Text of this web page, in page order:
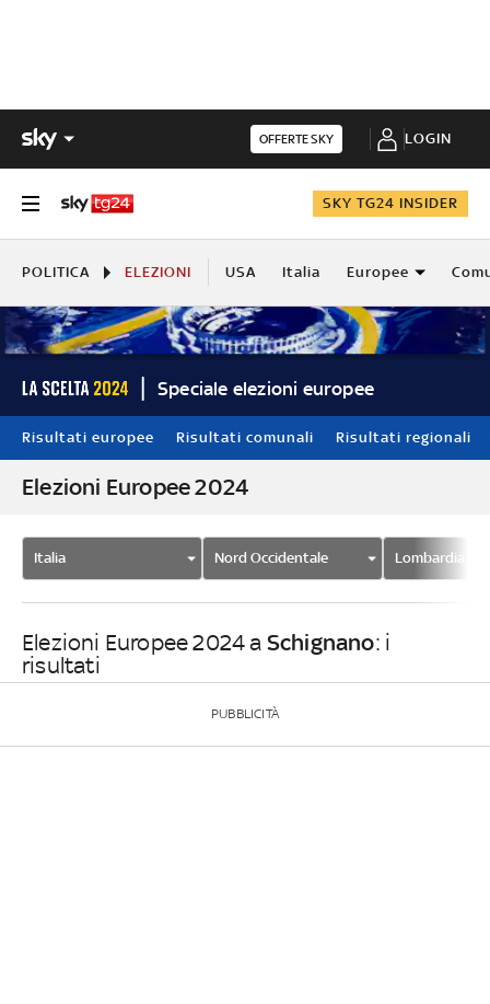
OFFERTE SKY LOGIN
SKY TG24 INSIDER
POLITICA ELEZIONI USA Italia Europee
Speciale elezioni europee
Risultati europee Risultati comunali Risultati regionali
Elezioni Europee 2024
Italia Nord Occidentale Lombardia
Elezioni Europee 2024 a Schignano: i
risultati
PUBBLICITÀ